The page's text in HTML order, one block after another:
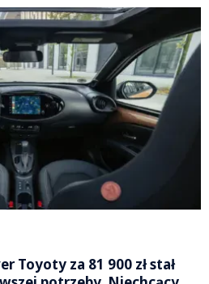
Toyoty za 81 900 zł stał